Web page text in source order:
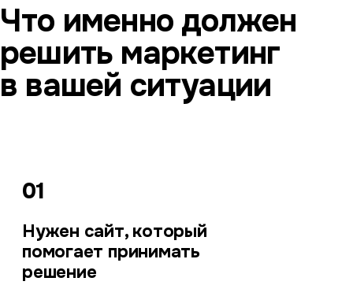
Что именно должен
решить маркетинг
в вашей ситуации
01
Нужен сайт, который
помогает принимать
решение